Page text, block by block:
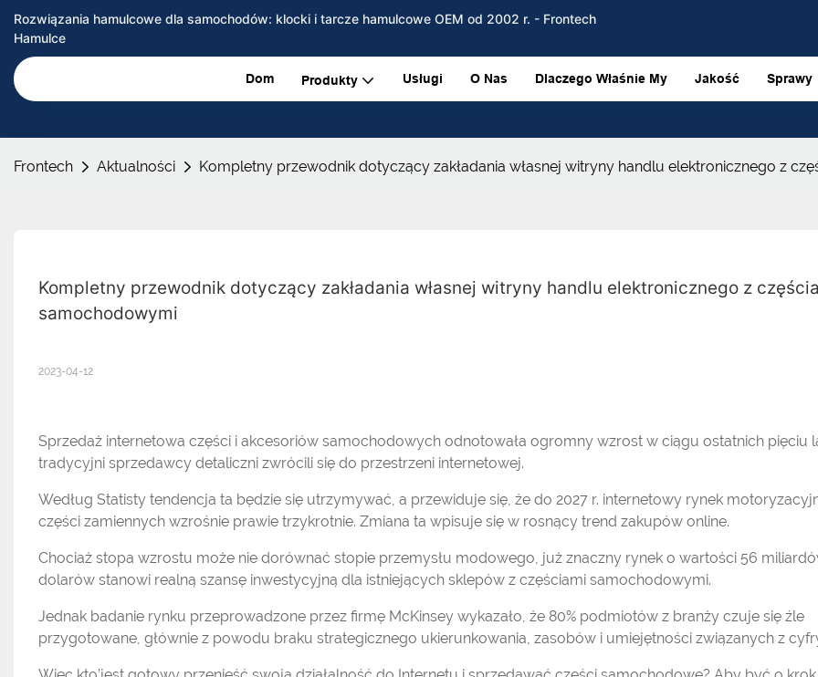
Rozwiązania hamulcowe dla samochodów: klocki i tarcze hamulcowe OEM od 2002 r. - Frontech
Hamulce
Dom Produkty Usługi O Nas Dlaczego Właśnie My Jakość Sprawy
Frontech Aktualności Kompletny przewodnik dotyczący zakładania własnej witryny handlu elektronicznego z
Kompletny przewodnik dotyczący zakładania własnej witryny handlu elektronicznego z
samochodowymi
2023-04-12
Sprzedaż internetowa części i akcesoriów samochodowych odnotowała ogromny wzrost w ciągu ostatnich pięciu
tradycyjni sprzedawcy detaliczni zwrócili się do przestrzeni internetowej.
Według Statisty tendencja ta będzie się utrzymywać, a przewiduje się, że do 2027 r. internetowy rynek
części zamiennych wzrośnie prawie trzykrotnie. Zmiana ta wpisuje się w rosnący trend zakupów online.
Chociaż stopa wzrostu może nie dorównać stopie przemysłu modowego, już znaczny rynek o wartości 56
dolarów stanowi realną szansę inwestycyjną dla istniejących sklepów z częściami samochodowymi.
Jednak badanie rynku przeprowadzone przez firmę McKinsey wykazało, że 80% podmiotów z branży czuje się źle
przygotowane, głównie z powodu braku strategicznego ukierunkowania, zasobów i umiejętności związanych z